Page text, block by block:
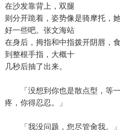
在沙发靠背上，双腿
则分开跪着，姿势像是骑摩托，
好一些吧。张文海站
在身后，拇指和中指拨开阴唇，
到整根手指，大概十
几秒后抽了出来。
「没想到你也是散点型，等一
疼，你得忍忍。」
「我没问题，您尽管肏我。」